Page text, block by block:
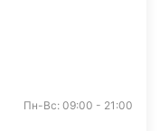
Пн-Вс: 09:00 - 21:00